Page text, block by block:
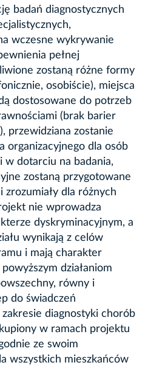
badań diagnostycznych
wczesne wykrywanie
pełnej
zostaną różne formy
osobiście), miejsca
dostosowane do potrzeb
(brak barier
przewidziana zostanie
organizacyjnego dla osób
w dotarciu na badania,
zostaną przygotowane
zrozumiały dla różnych
nie wprowadza
dyskryminacyjnym, a
wynikają z celów
i mają charakter
działaniom
równy i
do świadczeń
diagnostyki chorób
w ramach projektu
ze swoim
wszystkich mieszkańców